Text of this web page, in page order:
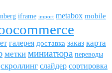
iframe import metabox mobile
галерея доставка заказ карта
метки миниатюра переводы
скроллинг слайдер сортировка